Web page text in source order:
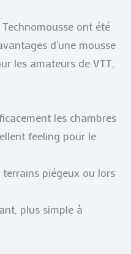
ont été
d’une mousse
les amateurs de VTT,
les chambres
feeling pour le
terrains piégeux ou lors
plus simple à